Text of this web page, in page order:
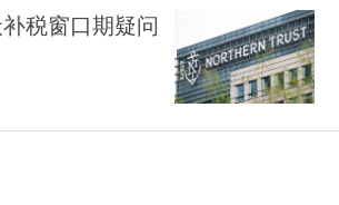
税窗口期疑问